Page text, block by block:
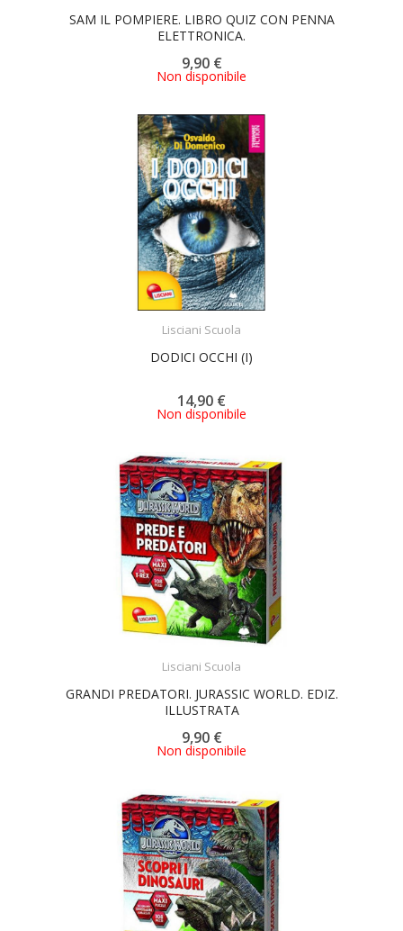
SAM IL POMPIERE. LIBRO QUIZ CON PENNA
ELETTRONICA.
9,90 €
Non disponibile
Lisciani Scuola
DODICI OCCHI (I)
14,90 €
Non disponibile
Lisciani Scuola
GRANDI PREDATORI. JURASSIC WORLD. EDIZ.
ILLUSTRATA
9,90 €
Non disponibile